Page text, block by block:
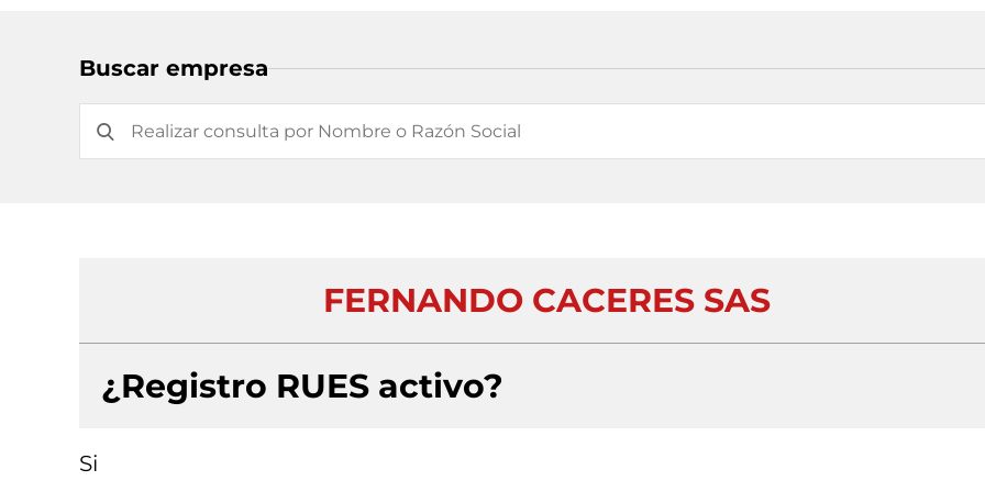
Buscar empresa
FERNANDO CACERES SAS
¿Registro RUES activo?
Si